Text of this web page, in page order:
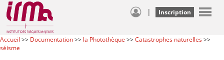
| Inscription
Accueil >> Documentation>> la Photothèque >>Catastrophes naturelles>>
séisme